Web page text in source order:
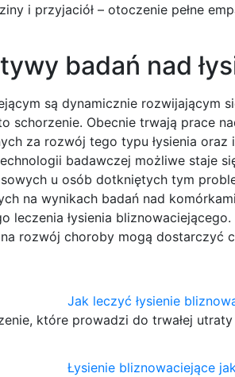
i przyjaciół – otoczenie pełne
badań nad
są dynamicznie rozwijającym
schorzenie. Obecnie trwają prace
za rozwój tego typu łysienia
badawczej możliwe staje
u osób dotkniętych tym
na wynikach badań nad
leczenia łysienia
rozwój choroby mogą dostarczyć
Jak leczyć łysienie
które prowadzi do trwałej
Łysienie bliznowaciejące